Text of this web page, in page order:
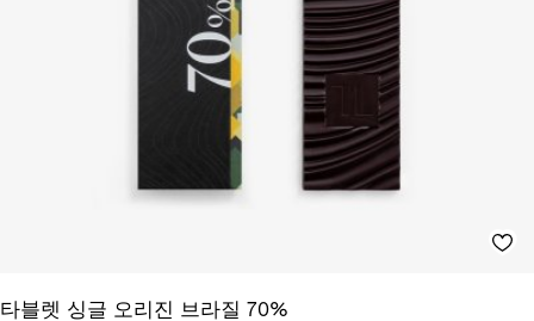
타블렛 싱글 오리진 브라질 70%